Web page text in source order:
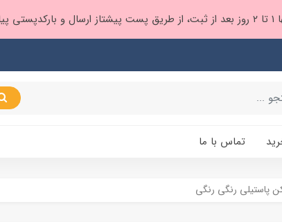
❤️
تماس با ما
پاستیلی رنگی رنگی